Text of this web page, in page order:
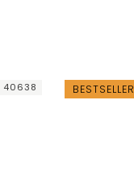
40638 BESTSELLER